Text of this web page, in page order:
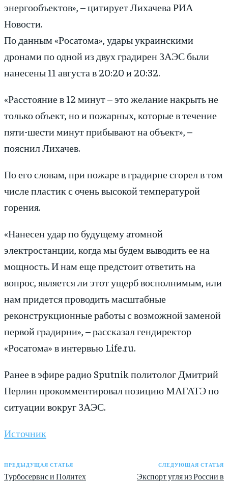
энергообъектов», – цитирует Лихачева РИА
Новости.
По данным «Росатома», удары украинскими
дронами по одной из двух градирен ЗАЭС были
нанесены 11 августа в 20:20 и 20:32.
«Расстояние в 12 минут – это желание накрыть не
только объект, но и пожарных, которые в течение
пяти-шести минут прибывают на объект», –
пояснил Лихачев.
По его словам, при пожаре в градирне сгорел в том
числе пластик с очень высокой температурой
горения.
«Нанесен удар по будущему атомной
электростанции, когда мы будем выводить ее на
мощность. И нам еще предстоит ответить на
вопрос, является ли этот ущерб восполнимым, или
нам придется проводить масштабные
реконструкционные работы с возможной заменой
первой градирни», – рассказал гендиректор
«Росатома» в интервью Life.ru.
Ранее в эфире радио Sputnik политолог Дмитрий
Перлин прокомментировал позицию МАГАТЭ по
ситуации вокруг ЗАЭС.
Источник
ПРЕДЫДУЩАЯ СТАТЬЯ
Турбосервис и Политех
СЛЕДУЮЩАЯ СТАТЬЯ
Экспорт угля из России в